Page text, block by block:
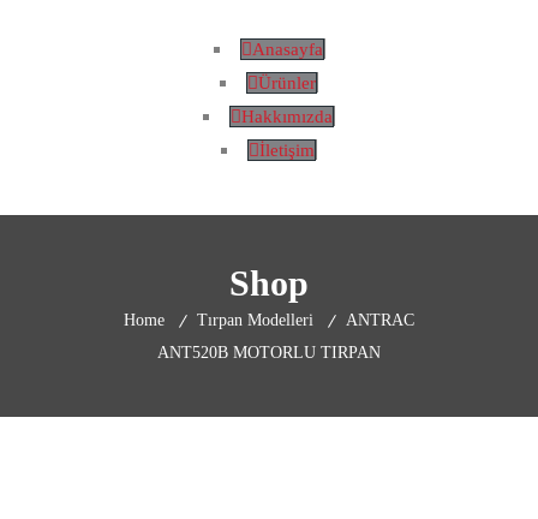
Anasayfa
Ürünler
Hakkımızda
İletişim
Shop
Home Tırpan Modelleri
ANTRAC
ANT520B MOTORLU TIRPAN